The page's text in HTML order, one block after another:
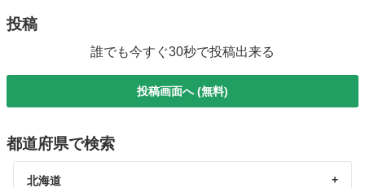
投稿
誰でも今すぐ30秒で投稿出来る
投稿画面へ (無料)
都道府県で検索
北海道